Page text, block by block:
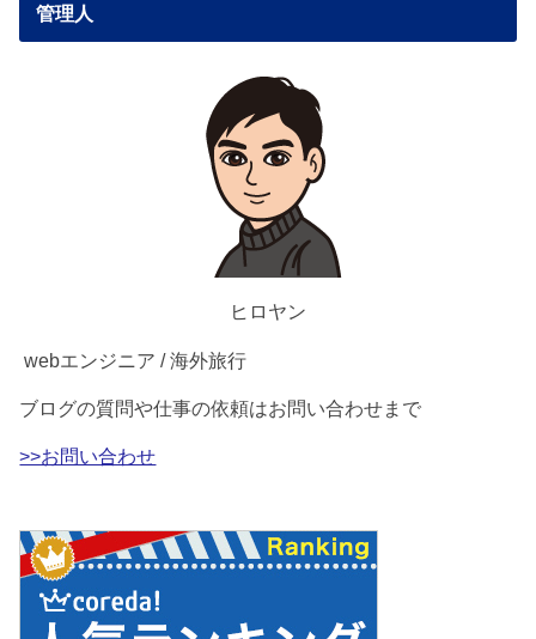
管理人
ヒロヤン
webエンジニア / 海外旅行
ブログの質問や仕事の依頼はお問い合わせまで
>>お問い合わせ